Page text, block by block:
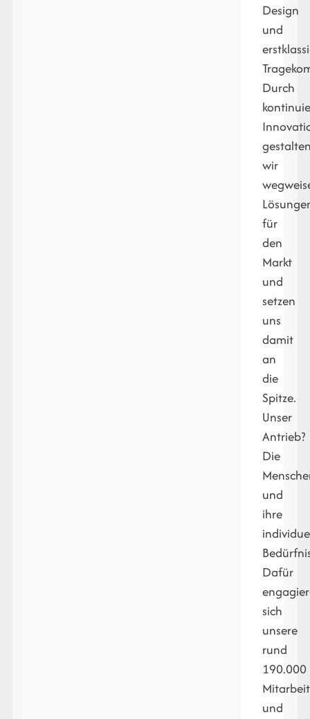
Design
und
Durch
wir
für
den
Markt
und
setzen
uns
damit
an
die
Spitze.
Unser
Antrieb?
Die
und
ihre
Dafür
sich
unsere
rund
190.000
und